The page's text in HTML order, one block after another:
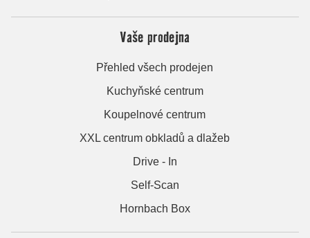
Vaše prodejna
Přehled všech prodejen
Kuchyňské centrum
Koupelnové centrum
XXL centrum obkladů a dlažeb
Drive - In
Self-Scan
Hornbach Box